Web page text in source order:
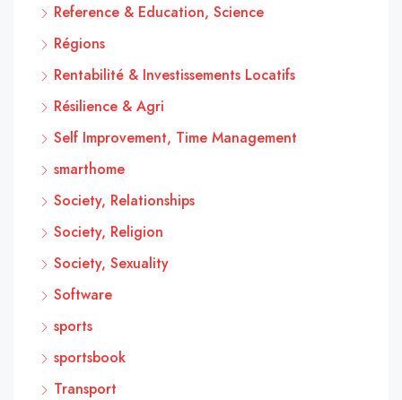
Reference & Education, Science
Régions
Rentabilité & Investissements Locatifs
Résilience & Agri
Self Improvement, Time Management
smarthome
Society, Relationships
Society, Religion
Society, Sexuality
Software
sports
sportsbook
Transport